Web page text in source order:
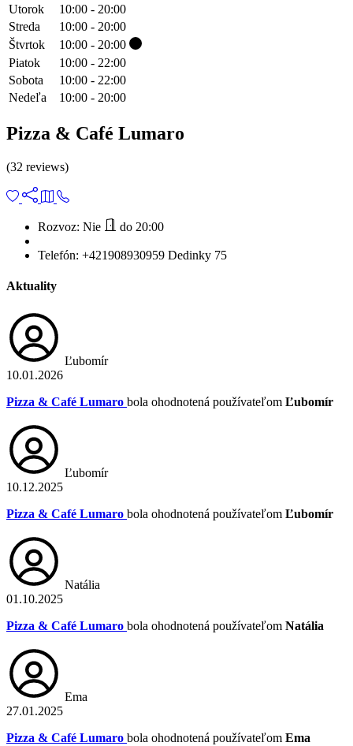
Utorok
10:00 - 20:00
Streda
10:00 - 20:00
Štvrtok
10:00 - 20:00
Piatok
10:00 - 22:00
Sobota
10:00 - 22:00
Nedeľa
10:00 - 20:00
Pizza & Café Lumaro
(32 reviews)
Rozvoz: Nie do 20:00
Telefón: +421908930959 Dedinky 75
Aktuality
Ľubomír
10.01.2026
Pizza & Café Lumaro bola ohodnotená používateľom Ľubomír
Ľubomír
10.12.2025
Pizza & Café Lumaro bola ohodnotená používateľom Ľubomír
Natália
01.10.2025
Pizza & Café Lumaro bola ohodnotená používateľom Natália
Ema
27.01.2025
Pizza & Café Lumaro bola ohodnotená používateľom Ema